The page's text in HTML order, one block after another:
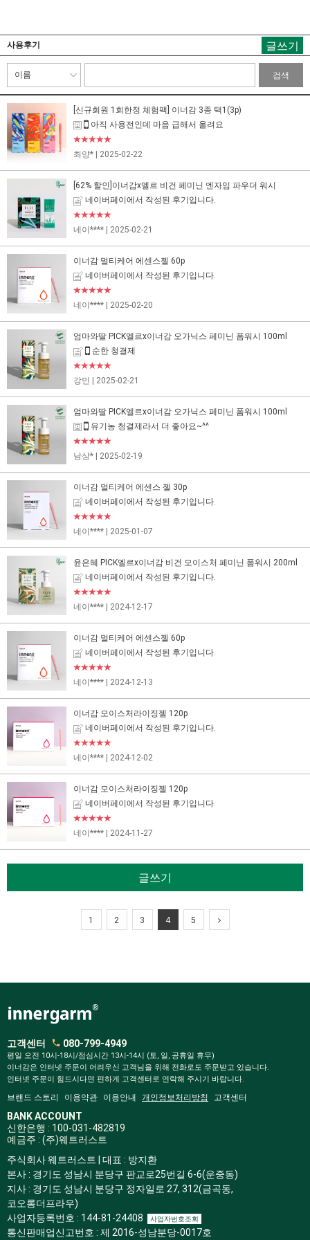
사용후기 글쓰기
검색
[신규회원 1회한정 체험팩] 이너감 3종 택1(3p)
아직 사용전인데 마음 급해서 올려요
★★★★★
최양*
| 2025-02-22
[62% 할인]이너감x엘르 비건 페미닌 엔자임 파우더 워시
네이버페이에서 작성된 후기입니다.
★★★★★
네이****
| 2025-02-21
이너감 멀티케어 에센스젤 60p
네이버페이에서 작성된 후기입니다.
★★★★★
네이****
| 2025-02-20
엄마와딸 PICK엘르x이너감 오가닉스 페미닌 폼워시 100ml
순한 청결제
★★★★★
강민
| 2025-02-21
엄마와딸 PICK엘르x이너감 오가닉스 페미닌 폼워시 100ml
유기농 청결제라서 더 좋아요~^^
★★★★★
남상*
| 2025-02-19
이너감 멀티케어 에센스 젤 30p
네이버페이에서 작성된 후기입니다.
★★★★★
네이****
| 2025-01-07
윤은혜 PICK엘르x이너감 비건 모이스처 페미닌 폼워시 200ml
네이버페이에서 작성된 후기입니다.
★★★★★
네이****
| 2024-12-17
이너감 멀티케어 에센스젤 60p
네이버페이에서 작성된 후기입니다.
★★★★★
네이****
| 2024-12-13
이너감 모이스처라이징젤 120p
네이버페이에서 작성된 후기입니다.
★★★★★
네이****
| 2024-12-02
이너감 모이스처라이징젤 120p
네이버페이에서 작성된 후기입니다.
★★★★★
네이****
| 2024-11-27
글쓰기
1 2 3 4 5
고객센터 080-799-4949
평일 오전 10시-18시/점심시간 13시-14시 (토, 일, 공휴일 휴무)
이너감은 인터넷 주문이 어려우신 고객님을 위해 전화로도 주문받고 있습니다.
인터넷 주문이 힘드시다면 편하게 고객센터로 연락해 주시기 바랍니다.
브랜드 스토리 이용약관 이용안내 개인정보처리방침 고객센터
BANK ACCOUNT
신한은행 : 100-031-482819
예금주 : (주)웨트러스트
주식회사 웨트러스트 | 대표 : 방지환
본사 : 경기도 성남시 분당구 판교로25번길 6-6(운중동)
지사 : 경기도 성남시 분당구 정자일로 27, 312(금곡동,
코오롱더프라우)
사업자등록번호 : 144-81-24408
사업자번호조회
통신판매업신고번호 : 제 2016-성남분당-0017호